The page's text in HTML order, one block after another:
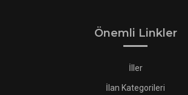
Önemli Linkler
İller
İlan Kategorileri